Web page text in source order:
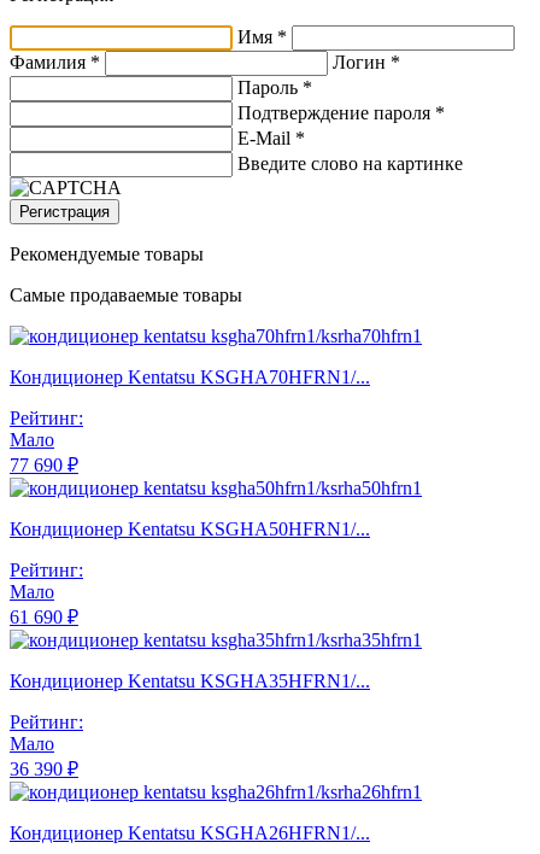
Имя *
Фамилия *
Логин *
Пароль *
Подтверждение пароля *
E-Mail *
Введите слово на картинке
Регистрация
Рекомендуемые товары
Самые продаваемые товары
Кондиционер Kentatsu KSGHA70HFRN1/...
Рейтинг:
Мало
77 690 ₽
Кондиционер Kentatsu KSGHA50HFRN1/...
Рейтинг:
Мало
61 690 ₽
Кондиционер Kentatsu KSGHA35HFRN1/...
Рейтинг:
Мало
36 390 ₽
Кондиционер Kentatsu KSGHA26HFRN1/...